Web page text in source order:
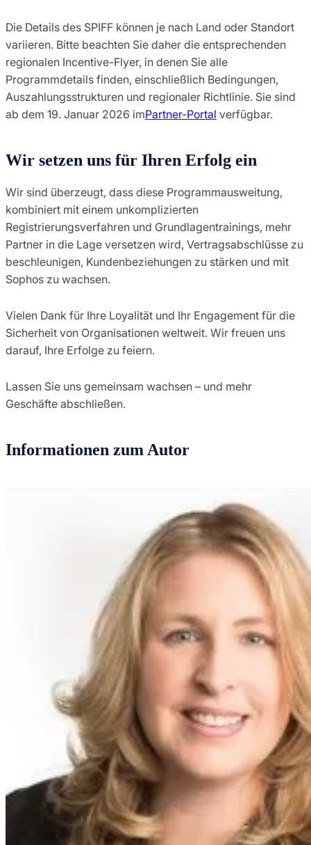
Die Details des SPIFF können je nach Land oder Standort
variieren. Bitte beachten Sie daher die entsprechenden
regionalen Incentive-Flyer, in denen Sie alle
Programmdetails finden, einschließlich Bedingungen,
Auszahlungsstrukturen und regionaler Richtlinie. Sie sind
ab dem 19. Januar 2026 imPartner-Portal verfügbar.
Wir setzen uns für Ihren Erfolg ein
Wir sind überzeugt, dass diese Programmausweitung,
kombiniert mit einem unkomplizierten
Registrierungsverfahren und Grundlagentrainings, mehr
Partner in die Lage versetzen wird, Vertragsabschlüsse zu
beschleunigen, Kundenbeziehungen zu stärken und mit
Sophos zu wachsen.
Vielen Dank für Ihre Loyalität und Ihr Engagement für die
Sicherheit von Organisationen weltweit. Wir freuen uns
darauf, Ihre Erfolge zu feiern.
Lassen Sie uns gemeinsam wachsen – und mehr
Geschäfte abschließen.
Informationen zum Autor